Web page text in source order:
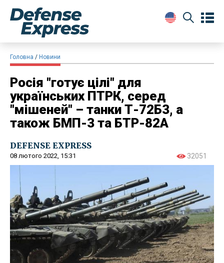
Головна Новини
Росія "готує цілі" для
українських ПТРК, серед
"мішеней" – танки Т-72Б3, а
також БМП-3 та БТР-82А
DEFENSE EXPRESS
08 лютого 2022, 15:31 32051